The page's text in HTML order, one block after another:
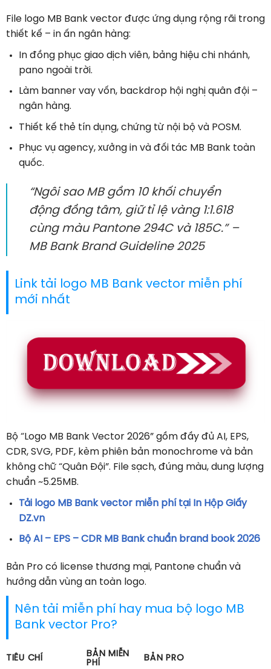
File logo MB Bank vector được ứng dụng rộng rãi trong
thiết kế – in ấn ngân hàng:
In đồng phục giao dịch viên, bảng hiệu chi nhánh,
pano ngoài trời.
Làm banner vay vốn, backdrop hội nghị quân đội –
ngân hàng.
Thiết kế thẻ tín dụng, chứng từ nội bộ và POSM.
Phục vụ agency, xưởng in và đối tác MB Bank toàn
quốc.
“Ngôi sao MB gồm 10 khối chuyển
động đồng tâm, giữ tỉ lệ vàng 1:1.618
cùng màu Pantone 294C và 185C.” –
MB Bank Brand Guideline 2025
Link tải logo MB Bank vector miễn phí
mới nhất
Bộ “Logo MB Bank Vector 2026” gồm đầy đủ AI, EPS,
CDR, SVG, PDF, kèm phiên bản monochrome và bản
không chữ “Quân Đội”. File sạch, đúng màu, dung lượng
chuẩn ~5.25MB.
Tải logo MB Bank vector miễn phí tại In Hộp Giấy
DZ.vn
Bộ AI – EPS – CDR MB Bank chuẩn brand book 2026
Bản Pro có license thương mại, Pantone chuẩn và
hướng dẫn vùng an toàn logo.
Nên tải miễn phí hay mua bộ logo MB
Bank vector Pro?
TIÊU CHÍ
BẢN MIỄN
PHÍ
BẢN PRO